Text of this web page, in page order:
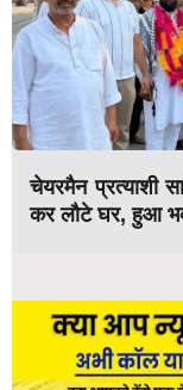
चेयरमैन प्रत्याशी
कर लौटे घर, हुआ